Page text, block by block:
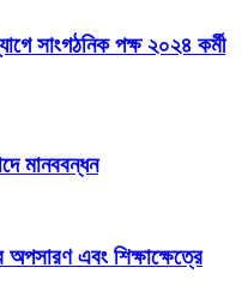
সাংগঠনিক পক্ষ ২০২৪ কর্মী
মানববন্ধন
এবং শিক্ষাক্ষেত্রে